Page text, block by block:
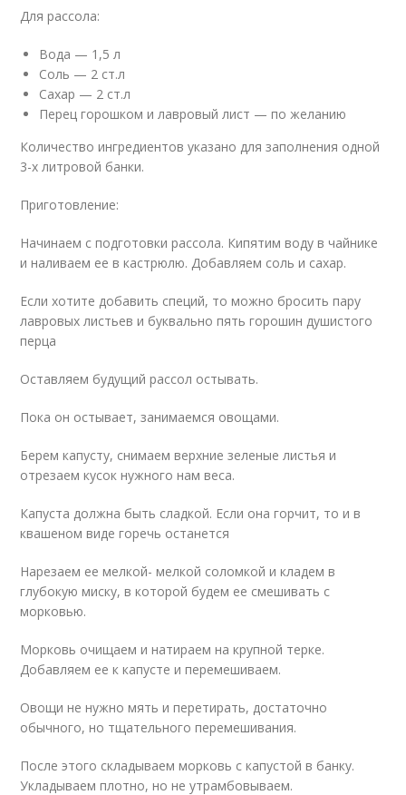
Для рассола:
Вода — 1,5 л
Соль — 2 ст.л
Сахар — 2 ст.л
Перец горошком и лавровый лист — по желанию
Количество ингредиентов указано для заполнения одной
3-х литровой банки.
Приготовление:
Начинаем с подготовки рассола. Кипятим воду в чайнике
и наливаем ее в кастрюлю. Добавляем соль и сахар.
Если хотите добавить специй, то можно бросить пару
лавровых листьев и буквально пять горошин душистого
перца
Оставляем будущий рассол остывать.
Пока он остывает, занимаемся овощами.
Берем капусту, снимаем верхние зеленые листья и
отрезаем кусок нужного нам веса.
Капуста должна быть сладкой. Если она горчит, то и в
квашеном виде горечь останется
Нарезаем ее мелкой- мелкой соломкой и кладем в
глубокую миску, в которой будем ее смешивать с
морковью.
Морковь очищаем и натираем на крупной терке.
Добавляем ее к капусте и перемешиваем.
Овощи не нужно мять и перетирать, достаточно
обычного, но тщательного перемешивания.
После этого складываем морковь с капустой в банку.
Укладываем плотно, но не утрамбовываем.